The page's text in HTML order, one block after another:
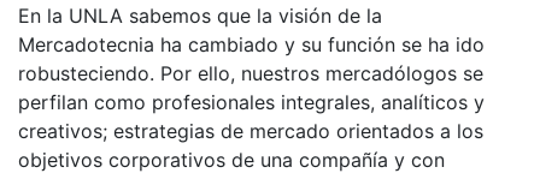
En la UNLA sabemos que la visión de la
Mercadotecnia ha cambiado y su función se ha ido
robusteciendo. Por ello, nuestros mercadólogos se
perfilan como profesionales integrales, analíticos y
creativos; estrategias de mercado orientados a los
objetivos corporativos de una compañía y con